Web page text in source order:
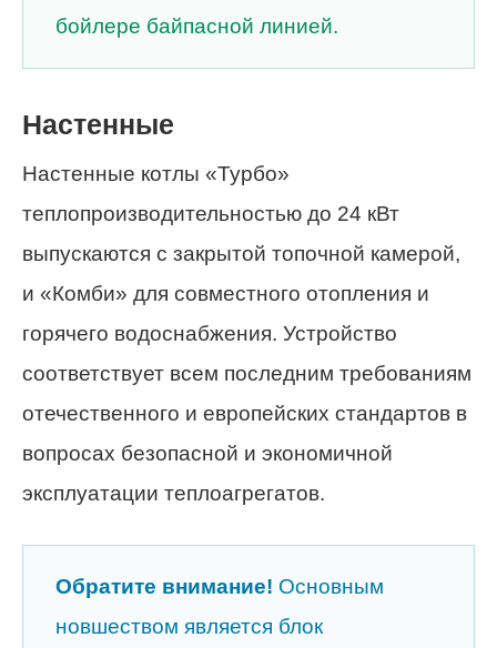
бойлере байпасной линией.
Настенные
Настенные котлы «Турбо»
теплопроизводительностью до 24 кВт
выпускаются с закрытой топочной камерой,
и «Комби» для совместного отопления и
горячего водоснабжения. Устройство
соответствует всем последним требованиям
отечественного и европейских стандартов в
вопросах безопасной и экономичной
эксплуатации теплоагрегатов.
Обратите внимание! Основным
новшеством является блок